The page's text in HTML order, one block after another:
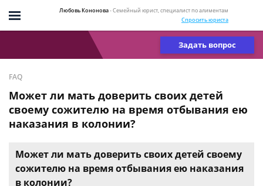
Любовь Кононова- Семейный юрист, специалист по алиментам
Спросить юриста
Задать вопрос
FAQ
Может ли мать доверить своих детей
своему сожителю на время отбывания ею
наказания в колонии?
Может ли мать доверить своих детей своему
сожителю на время отбывания ею наказания
в колонии?